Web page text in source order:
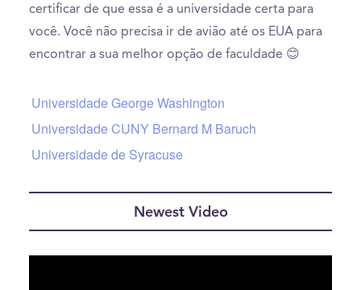
certificar de que essa é a universidade certa para
você. Você não precisa ir de avião até os EUA para
encontrar a sua melhor opção de faculdade 😊
Universidade George Washington
Universidade CUNY Bernard M Baruch
Universidade de Syracuse
Newest Video